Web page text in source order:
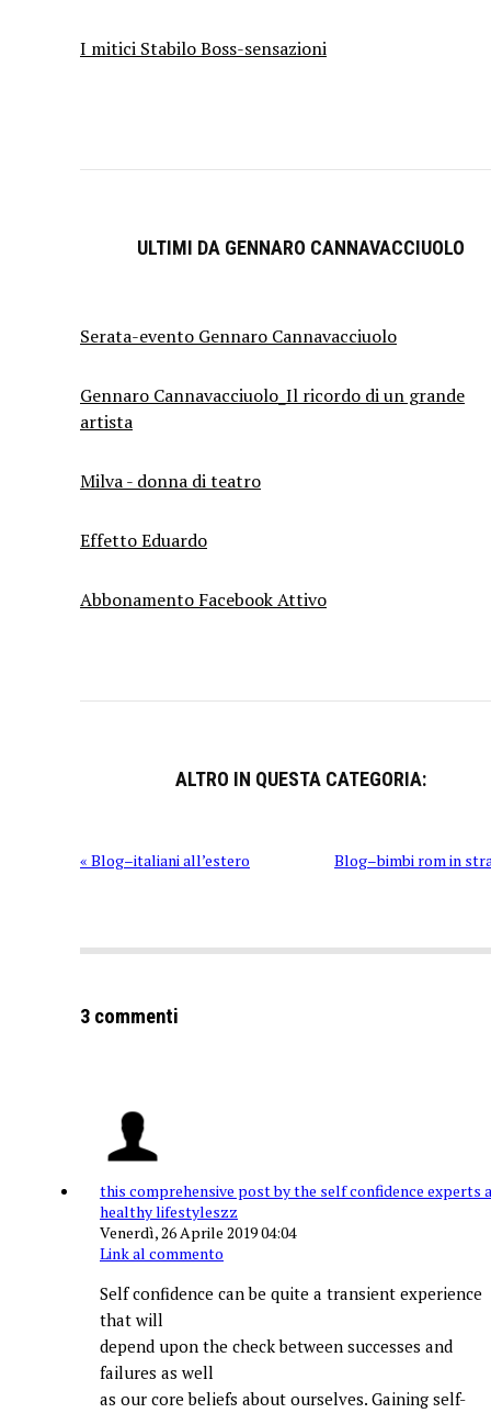
I mitici Stabilo Boss-sensazioni
ULTIMI DA GENNARO CANNAVACCIUOLO
Serata-evento Gennaro Cannavacciuolo
Gennaro Cannavacciuolo_Il ricordo di un grande
artista
Milva - donna di teatro
Effetto Eduardo
Abbonamento Facebook Attivo
ALTRO IN QUESTA CATEGORIA:
« Blog–italiani all’estero Blog–bimbi rom in
3 commenti
this comprehensive post by the self confidence experts
healthy lifestyleszz
Venerdì, 26 Aprile 2019 04:04
Link al commento
Self confidence can be quite a transient experience
that will
depend upon the check between successes and
failures as well
as our core beliefs about ourselves. Gaining self-